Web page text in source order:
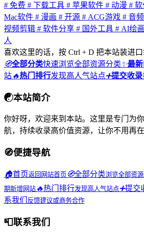
# 免费 # 下载工具 # 苹果软件 # 动漫 #
Mac软件 # 漫画 # 开源 # ACG游戏 # 音
视频剪辑 # 软件分享 # 国外工具 # AI绘画
人
喜欢这里的话，按 Ctrl + D 把本站装进口
🧭全部分类快速浏览全部资源分类✨最
站🔥热门排行发现高人气站点➕提交收录
☯本站简介
你好呀，欢迎来到本站。这里是专门为
航，持续收录高价值资源，让你不用再
🧭便捷导航
🏠首页返回网站首页 🧭全部分类浏览全部资
期新增网站 🔥热门排行发现高人气站点➕提交
系我们 反馈建议或商务合作
📮联系我们